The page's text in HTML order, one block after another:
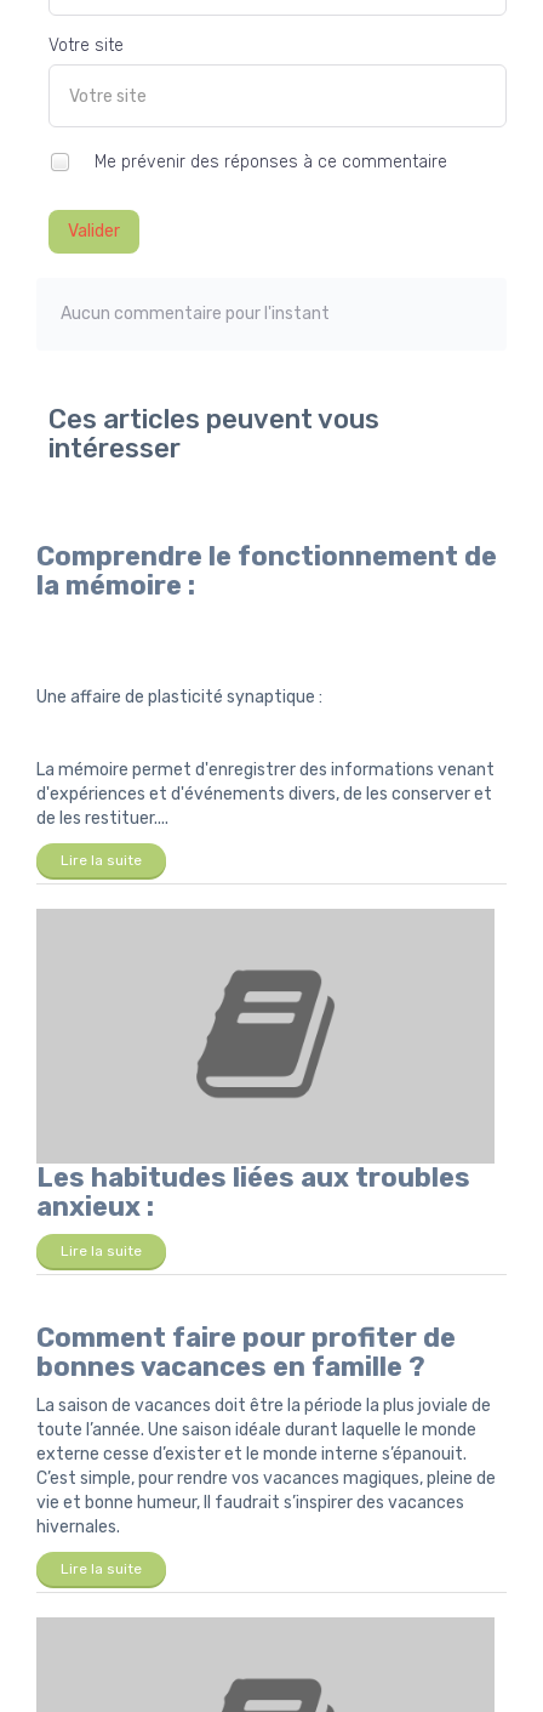
Votre site
Me prévenir des réponses à ce commentaire
Valider
Aucun commentaire pour l'instant
Ces articles peuvent vous
intéresser
Comprendre le fonctionnement de
la mémoire :
Une affaire de plasticité synaptique :
La mémoire permet d'enregistrer des informations venant
d'expériences et d'événements divers, de les conserver et
de les restituer....
Lire la suite
Les habitudes liées aux troubles
anxieux :
Lire la suite
Comment faire pour profiter de
bonnes vacances en famille ?
La saison de vacances doit être la période la plus joviale de
toute l’année. Une saison idéale durant laquelle le monde
externe cesse d’exister et le monde interne s’épanouit.
C’est simple, pour rendre vos vacances magiques, pleine de
vie et bonne humeur, Il faudrait s’inspirer des vacances
hivernales.
Lire la suite